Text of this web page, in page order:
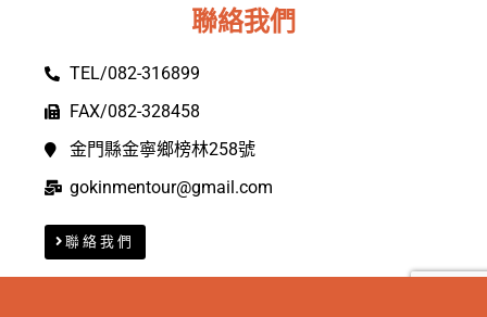
聯絡我們
TEL/082-316899
FAX/082-328458
金門縣金寧鄉榜林258號
gokinmentour@gmail.com
聯絡我們